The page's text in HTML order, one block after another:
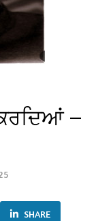
—
SHARE